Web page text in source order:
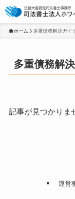
ホーム 多重債務解決ガイ
多重債務解
記事が見つかりま
運営